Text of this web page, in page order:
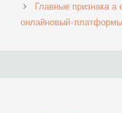
Главные признака
онлайновый-